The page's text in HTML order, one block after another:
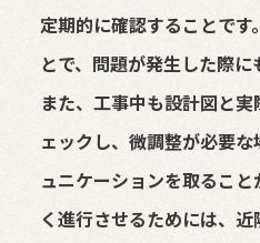
定期的に確認することです
とで、問題が発生した際に
また、工事中も設計図と
ェックし、微調整が必要
ュニケーションを取るこ
く進行させるためには、